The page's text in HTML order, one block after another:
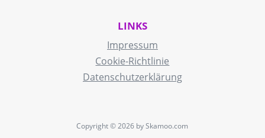
LINKS
Impressum
Cookie-Richtlinie
Datenschutzerklärung
Copyright © 2026 by Skamoo.com